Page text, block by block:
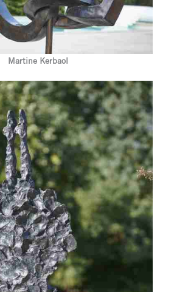
Martine Kerbaol